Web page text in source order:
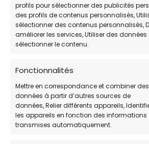
profils pour sélectionner des publicités
des profils de contenus personnalisés,
sélectionner des contenus personnalisés,
améliorer les services, Utiliser des
sélectionner le contenu.
Fonctionnalités
Mettre en correspondance et combiner des
données à partir d’autres sources de
données, Relier différents appareils,
les appareils en fonction des informations
transmises automatiquement.
AniPassionest le site de
Véritable espace
souhaitant échanger conseils,
informations sur la santé,
bien-être de leurs compagnons.